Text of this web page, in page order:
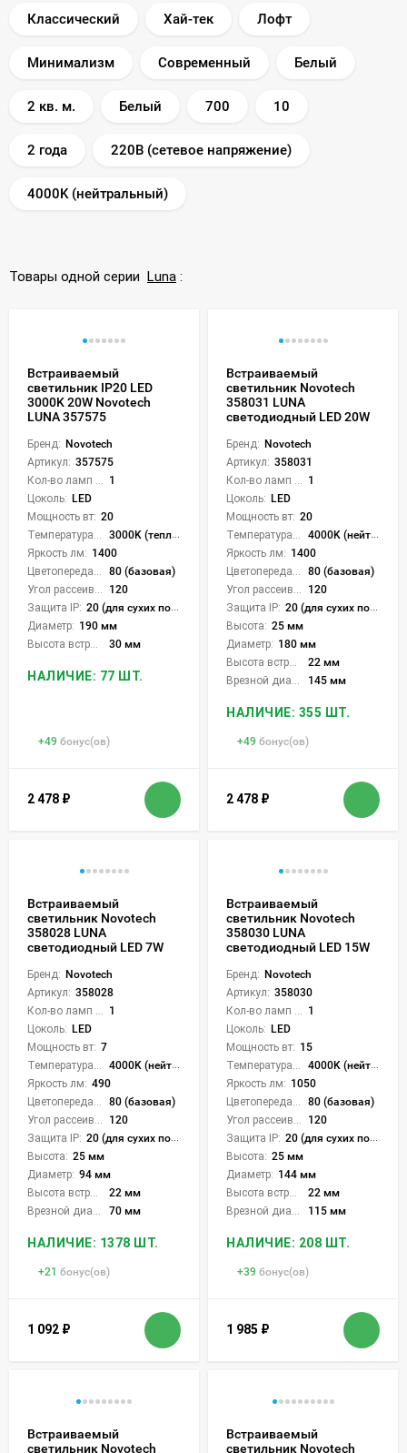
Классический Хай-тек Лофт
Минимализм Современный Белый
2 кв. м. Белый 700 10
2 года 220В (сетевое напряжение)
4000K (нейтральный)
Товары одной серии Luna :
Встраиваемый
светильник IP20 LED
3000K 20W Novotech
LUNA 357575
Бренд: Novotech
Артикул: 357575
1
Цоколь: LED
Мощность вт: 20
3000K (теплый)
Яркость лм: 1400
80 (базовая)
120
Защита IP: 20 (для сухих пом.)
Диаметр: 190 мм
30 мм
НАЛИЧИЕ: 77 ШТ.
+49 бонус(ов)
2 478 ₽
Встраиваемый
светильник Novotech
358031 LUNA
светодиодный LED 20W
Бренд: Novotech
Артикул: 358031
1
Цоколь: LED
Мощность вт: 20
4000K (нейтральный)
Яркость лм: 1400
80 (базовая)
120
Защита IP: 20 (для сухих пом.)
Высота: 25 мм
Диаметр: 180 мм
22 мм
145 мм
НАЛИЧИЕ: 355 ШТ.
+49 бонус(ов)
2 478 ₽
Встраиваемый
светильник Novotech
358028 LUNA
светодиодный LED 7W
Бренд: Novotech
Артикул: 358028
1
Цоколь: LED
Мощность вт: 7
4000K (нейтральный)
Яркость лм: 490
80 (базовая)
120
Защита IP: 20 (для сухих пом.)
Высота: 25 мм
Диаметр: 94 мм
22 мм
70 мм
НАЛИЧИЕ: 1378 ШТ.
+21 бонус(ов)
1 092 ₽
Встраиваемый
светильник Novotech
358030 LUNA
светодиодный LED 15W
Бренд: Novotech
Артикул: 358030
1
Цоколь: LED
Мощность вт: 15
4000K (нейтральный)
Яркость лм: 1050
80 (базовая)
120
Защита IP: 20 (для сухих пом.)
Высота: 25 мм
Диаметр: 144 мм
22 мм
115 мм
НАЛИЧИЕ: 208 ШТ.
+39 бонус(ов)
1 985 ₽
Встраиваемый
светильник Novotech
Встраиваемый
светильник Novotech